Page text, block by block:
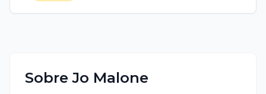
SobreJo Malone